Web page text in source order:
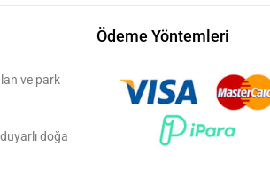
ve park
doğa
Ödeme Yöntemleri